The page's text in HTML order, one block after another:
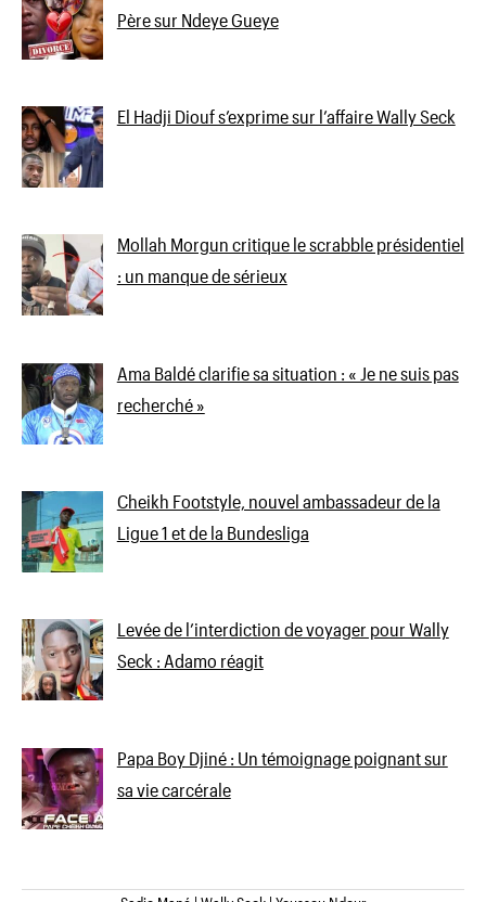
Père sur Ndeye Gueye
El Hadji Diouf s’exprime sur l’affaire Wally Seck
Mollah Morgun critique le scrabble présidentiel
: un manque de sérieux
Ama Baldé clarifie sa situation : « Je ne suis pas
recherché »
Cheikh Footstyle, nouvel ambassadeur de la
Ligue 1 et de la Bundesliga
Levée de l’interdiction de voyager pour Wally
Seck : Adamo réagit
Papa Boy Djiné : Un témoignage poignant sur
sa vie carcérale